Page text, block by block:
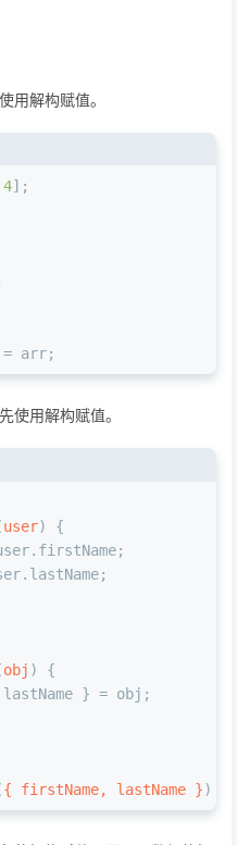
用解构赋值。
4];
arr;
使用解构赋值。
user) {
firstName;
lastName;
obj ) {
} = obj;
{ firstName, lastName }) {}